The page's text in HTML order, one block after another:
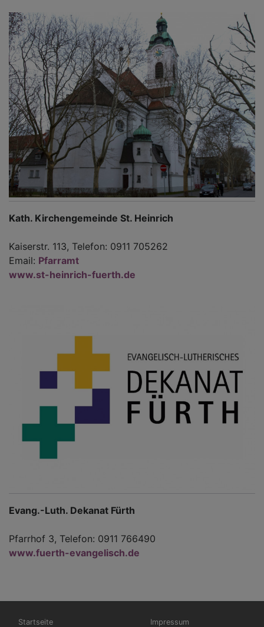
Kath. Kirchengemeinde St. Heinrich
Kaiserstr. 113, Telefon: 0911 705262
Email: Pfarramt
www.st-heinrich-fuerth.de
Evang.-Luth. Dekanat Fürth
Pfarrhof 3, Telefon: 0911 766490
www.fuerth-evangelisch.de
Hauptnavigation
Startseite Fußbereichsmenü
Impressum